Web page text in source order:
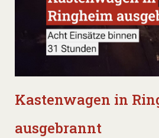
Kastenwagen in
ausgebrannt